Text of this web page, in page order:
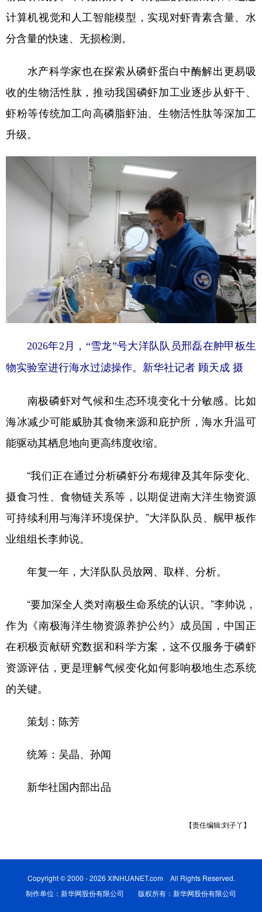
计算机视觉和人工智能模型，实现对虾青素含量、水
分含量的快速、无损检测。
水产科学家也在探索从磷虾蛋白中酶解出更易吸
收的生物活性肽，推动我国磷虾加工业逐步从虾干、
虾粉等传统加工向高磷脂虾油、生物活性肽等深加工
升级。
2026年2月，“雪龙”号大洋队队员邢磊在舯甲板生
物实验室进行海水过滤操作。新华社记者 顾天成 摄
南极磷虾对气候和生态环境变化十分敏感。比如
海冰减少可能威胁其食物来源和庇护所，海水升温可
能驱动其栖息地向更高纬度收缩。
“我们正在通过分析磷虾分布规律及其年际变化、
摄食习性、食物链关系等，以期促进南大洋生物资源
可持续利用与海洋环境保护。”大洋队队员、艉甲板作
业组组长李帅说。
年复一年，大洋队队员放网、取样、分析。
“要加深全人类对南极生命系统的认识。”李帅说，
作为《南极海洋生物资源养护公约》成员国，中国正
在积极贡献研究数据和科学方案，这不仅服务于磷虾
资源评估，更是理解气候变化如何影响极地生态系统
的关键。
策划：陈芳
统筹：吴晶、孙闻
新华社国内部出品
【责任编辑:刘子丫】
Copyright © 2000 - 2026 XINHUANET.com All Rights Reserved.
制作单位：新华网股份有限公司 版权所有：新华网股份有限公司